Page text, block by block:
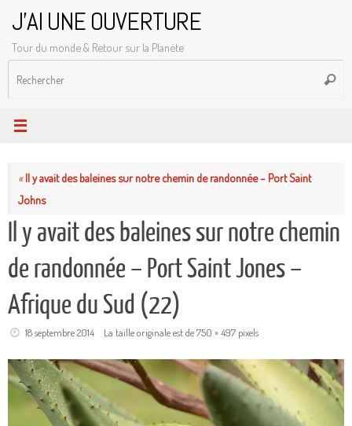
contenu
J'AI UNE OUVERTURE
Tour du monde & Retour sur la Planète
«Il y avait des baleines sur notre chemin de randonnée – Port Saint
Johns
Il y avait des baleines sur notre chemin
de randonnée – Port Saint Jones –
Afrique du Sud (22)
18 septembre 2014 La taille originale est de750 × 497pixels